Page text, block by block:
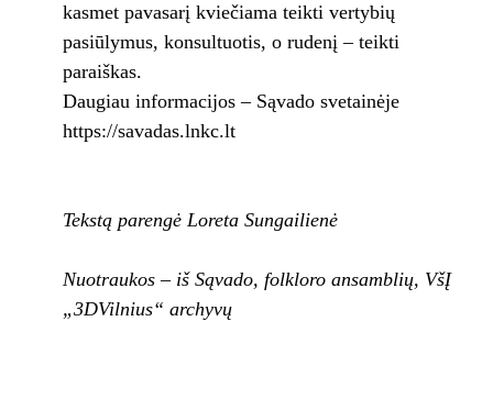
kasmet pavasarį kviečiama teikti vertybių
pasiūlymus, konsultuotis, o rudenį – teikti
paraiškas.
Daugiau informacijos – Sąvado svetainėje
https://savadas.lnkc.lt
Tekstą parengė Loreta Sungailienė
Nuotraukos – iš Sąvado, folkloro ansamblių, VšĮ
„3DVilnius“ archyvų